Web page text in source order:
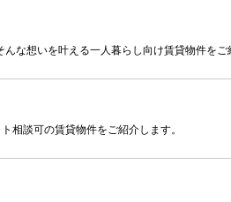
な想いを叶える一人暮らし向け賃貸物件をご
相談可の賃貸物件をご紹介します。